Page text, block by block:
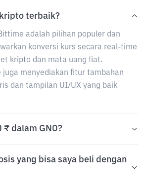
terbaik?
adalah pilihan populer dan
konversi kurs secara real-time
kripto dan mata uang fiat.
juga menyediakan fitur tambahan
dan tampilan UI/UX yang baik
₹ dalam GNO?
yang bisa saya beli dengan